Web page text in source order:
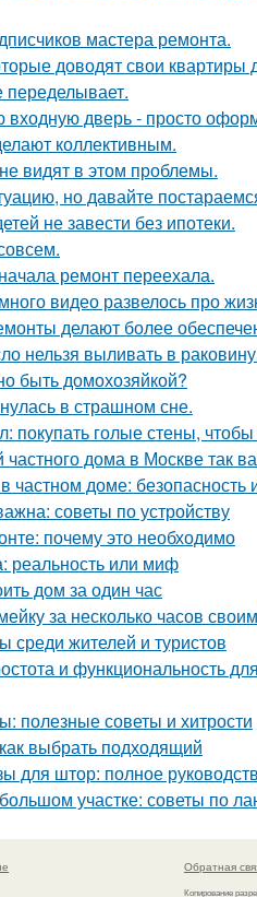
мастера ремонта.
доводят свои квартиры
переделывает.
входную дверь - просто
коллективным.
видят в этом проблемы.
но давайте
не завести без ипотеки.
ремонт переехала.
видео развелось про
делают более
нельзя выливать в
быть домохозяйкой?
в страшном сне.
покупать голые стены,
дома в Москве так
частном доме:
советы по устройству
почему это необходимо
реальность или миф
дом за один час
за несколько часов
среди жителей и туристов
и функциональность
полезные советы и хитрости
выбрать подходящий
для штор: полное
участке: советы по
Обратная
Копирование